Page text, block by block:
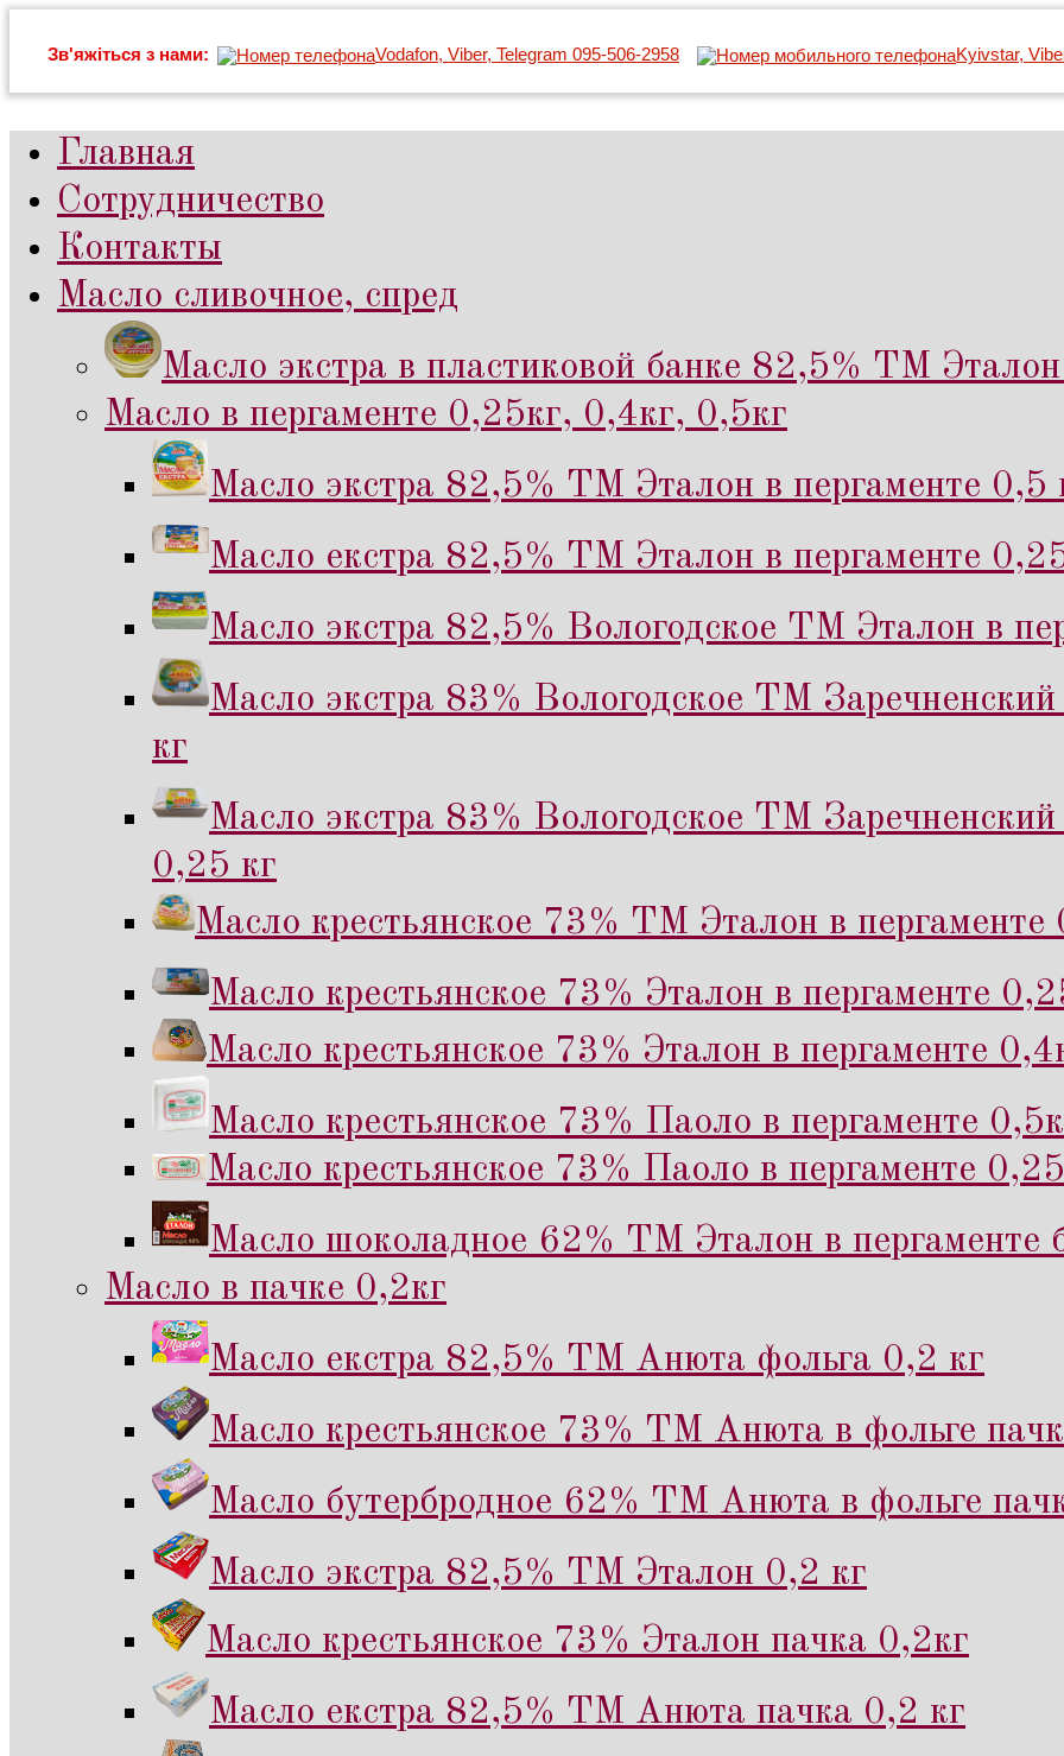
Зв'яжіться з нами: Vodafon, Viber, Telegram 095-506-2958 Kyivstar,
Главная
Сотрудничество
Контакты
Масло сливочное, спред
Масло экстра в пластиковой банке 82,5% ТМ
Масло в пергаменте 0,25кг, 0,4кг, 0,5кг
Масло экстра 82,5% ТМ Эталон в пергаменте 0,5
Масло екстра 82,5% ТМ Эталон в пергаменте
Масло экстра 82,5% Вологодское ТМ Эталон в
Масло экстра 83% Вологодское ТМ Заречненский
кг
Масло экстра 83% Вологодское ТМ Заречненский
0,25 кг
Масло крестьянское 73% ТМ Эталон в пергаменте
Масло крестьянское 73% Эталон в пергаменте
Масло крестьянское 73% Эталон в пергаменте
Масло крестьянское 73% Паоло в пергаменте
Масло крестьянское 73% Паоло в пергаменте
Масло шоколадное 62% ТМ Эталон в пергаменте
Масло в пачке 0,2кг
Масло екстра 82,5% ТМ Анюта фольга 0,2 кг
Масло крестьянское 73% ТМ Анюта в фольге
Масло бутербродное 62% ТМ Анюта в фольге
Масло экстра 82,5% ТМ Эталон 0,2 кг
Масло крестьянское 73% Эталон пачка 0,2кг
Масло екстра 82,5% ТМ Анюта пачка 0,2 кг